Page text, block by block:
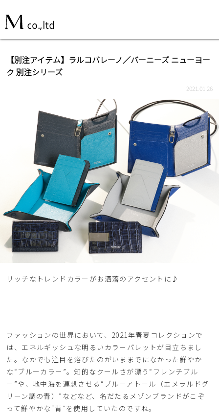
【別注アイテム】ラルコバレーノ／バーニーズ ニューヨー
ク 別注シリーズ
2021.01.26
リッチなトレンドカラーがお洒落のアクセントに♪
ファッションの世界において、2021年春夏コレクションで
は、エネルギッシュな明るいカラーパレットが目立ちまし
た。なかでも注目を浴びたのがいままでになかった鮮やか
な“ブルーカラー”。知的なクールさが漂う“フレンチブル
ー”や、地中海を連想させる“ブルーアトール（エメラルドグ
リーン調の青）”などなど、名だたるメゾンブランドがこぞ
って鮮やかな“青”を使用していたのですね。